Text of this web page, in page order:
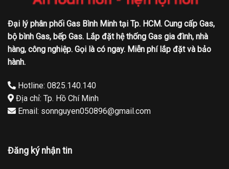
Đại lý phân phối Gas Bình Minh tại Tp. HCM. Cung cấp Gas,
bộ bình Gas, bếp Gas. Lắp đặt hệ thống Gas gia đình, nhà
hàng, công nghiệp. Gọi là có ngay. Miễn phí lắp đặt và bảo
hành.
Hotline: 0825.140.140
Địa chỉ: Tp. Hồ Chí Minh
Email: sonnguyen050896@gmail.com
Đăng ký nhận tin